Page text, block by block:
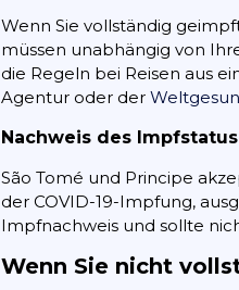
Wenn Sie vollständig
müssen unabhängig von
die Regeln bei Reisen aus
Agentur oder der
Nachweis des Impfstatus
São Tomé und Principe
der COVID-19-Impfung,
Impfnachweis und sollte
Wenn Sie nicht